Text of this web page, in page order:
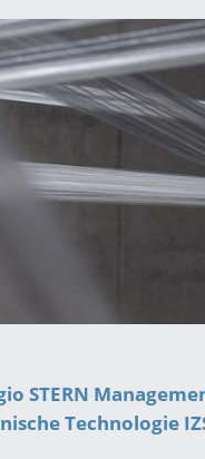
STERN
Technologie